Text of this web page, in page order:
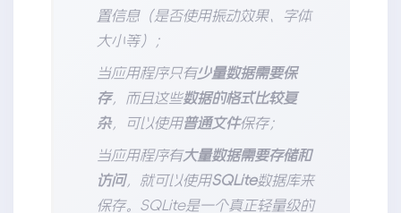
置信息（是否使用振动效果、字体
大小等）；
当应用程序只有少量数据需要保
存，而且这些数据的格式比较复
杂，可以使用普通文件保存；
当应用程序有大量数据需要存储和
访问，就可以使用SQLite数据库来
保存。SQLite是一个真正轻量级的